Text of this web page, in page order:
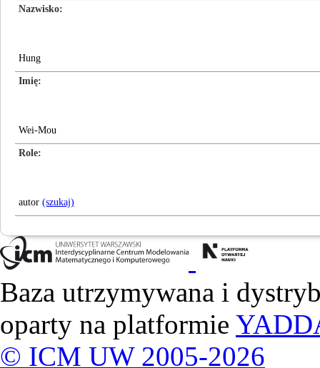
Nazwisko
Hung
Imię
Wei-Mou
Role
autor (szukaj)
Baza utrzymywana i
oparty na platformie
© ICM UW 2005-2026